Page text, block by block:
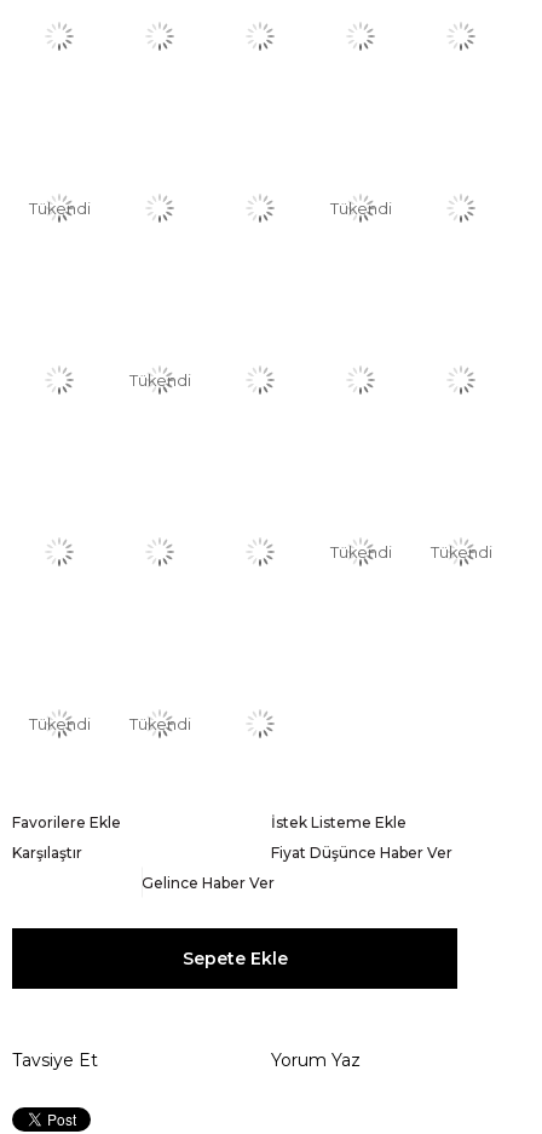
Tükendi Tükendi
Tükendi
Tükendi Tükendi
Tükendi Tükendi
Favorilere Ekle
İstek Listeme Ekle
Karşılaştır
Fiyat Düşünce Haber Ver
Gelince Haber Ver
Tavsiye Et Yorum Yaz